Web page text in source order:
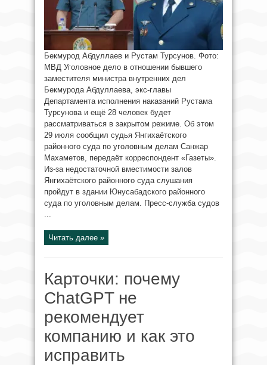
Бекмурод Абдуллаев и Рустам Турсунов. Фото:
МВД Уголовное дело в отношении бывшего
заместителя министра внутренних дел
Бекмурода Абдуллаева, экс-главы
Департамента исполнения наказаний Рустама
Турсунова и ещё 28 человек будет
рассматриваться в закрытом режиме. Об этом
29 июля сообщил судья Янгихаётского
районного суда по уголовным делам Санжар
Махаметов, передаёт корреспондент «Газеты».
Из-за недостаточной вместимости залов
Янгихаётского районного суда слушания
пройдут в здании Юнусабадского районного
суда по уголовным делам. Пресс-служба судов
...
Читать далее »
Карточки: почему
ChatGPT не
рекомендует
компанию и как это
исправить